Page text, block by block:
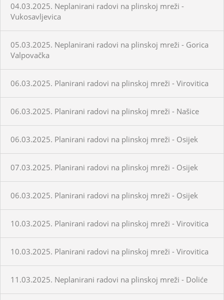
04.03.2025. Neplanirani radovi na plinskoj mreži -
Vukosavljevica
05.03.2025. Neplanirani radovi na plinskoj mreži - Gorica
Valpovačka
06.03.2025. Planirani radovi na plinskoj mreži - Virovitica
06.03.2025. Planirani radovi na plinskoj mreži - Našice
06.03.2025. Planirani radovi na plinskoj mreži - Osijek
07.03.2025. Planirani radovi na plinskoj mreži - Osijek
06.03.2025. Planirani radovi na plinskoj mreži - Osijek
10.03.2025. Planirani radovi na plinskoj mreži - Virovitica
10.03.2025. Planirani radovi na plinskoj mreži - Virovitica
11.03.2025. Neplanirani radovi na plinskoj mreži - Doliće